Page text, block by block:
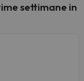
settimane in